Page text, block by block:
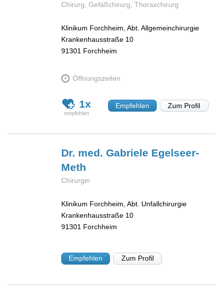
Chirurg, Gefäßchirurg, Thoraxchirurg
Klinikum Forchheim, Abt. Allgemeinchirurgie
Krankenhausstraße 10
91301 Forchheim
Öffnungszeiten
1x Empfehlen Zum Profil
Dr. med. Gabriele Egelseer-
Meth
Chirurgin
Klinikum Forchheim, Abt. Unfallchirurgie
Krankenhausstraße 10
91301 Forchheim
Empfehlen Zum Profil